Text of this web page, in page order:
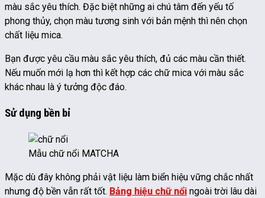
màu sắc yêu thích. Đặc biệt những ai chú tâm đến yếu tố
phong thủy, chọn màu tương sinh với bản mệnh thì nên chọn
chất liệu mica.
Bạn được yêu cầu màu sắc yêu thích, đủ các màu cần thiết.
Nếu muốn mới lạ hơn thì kết hợp các chữ mica với màu sắc
khác nhau là ý tưởng độc đáo.
Sử dụng bền bỉ
Mẫu chữ nổi MATCHA
Mặc dù đây không phải vật liệu làm biển hiệu vững chắc nhất
nhưng độ bền vẫn rất tốt. Bảng hiệu chữ nổi ngoài trời lâu dài